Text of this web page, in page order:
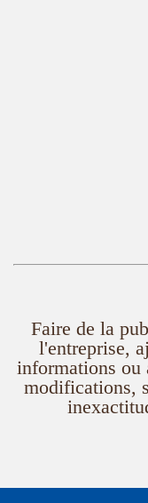
Faire de la
l'entreprise,
informations ou
modifications,